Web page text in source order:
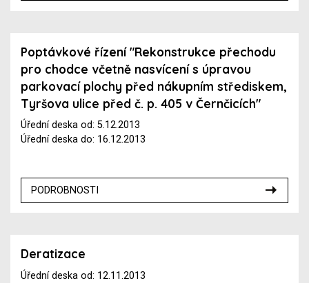
Poptávkové řízení "Rekonstrukce přechodu
pro chodce včetně nasvícení s úpravou
parkovací plochy před nákupním střediskem,
Tyršova ulice před č. p. 405 v Černčicích"
Úřední deska od: 5.12.2013
Úřední deska do: 16.12.2013
PODROBNOSTI
Deratizace
Úřední deska od: 12.11.2013